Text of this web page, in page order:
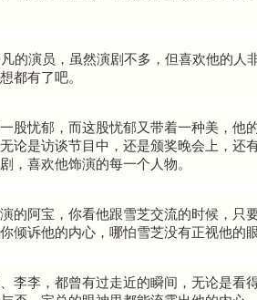
的演员，虽然演剧不多，但喜欢他的人
都有了吧。
股忧郁，而这股忧郁又带着一种美，他
论是访谈节目中，还是颁奖晚会上，还
，喜欢他饰演的每一个人物。
的阿宝，你看他跟雪芝交流的时候，只
倾诉他的内心，哪怕雪芝没有正视他的
李李，都曾有过走近的瞬间，无论是看